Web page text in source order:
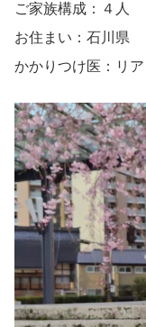
ご家族構成：４人
お住まい：石川県
かかりつけ医：リ